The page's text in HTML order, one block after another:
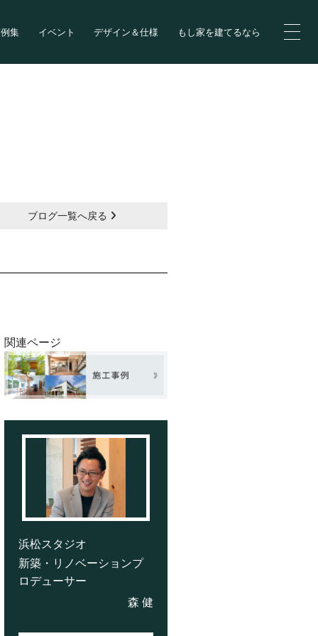
集 イベント デザイン＆仕様 もし家を建てるなら
ブログ一覧へ戻る
関連ページ
浜松スタジオ
新築・リノベーションプ
ロデューサー
森 健